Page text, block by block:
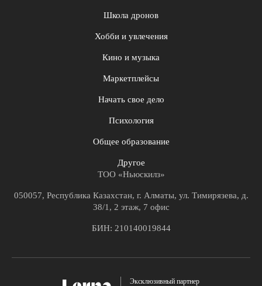
Школа дронов
Хобби и увлечения
Кино и музыка
Маркетплейсы
Начать свое дело
Психология
Общее образование
Другое
ТОО «Ньюскилз»
050057, Республика Казахстан, г. Алматы, ул. Тимирязева, д.
38/1, 2 этаж, 7 офис
БИН: 210140019844
Эксклюзивный партнер